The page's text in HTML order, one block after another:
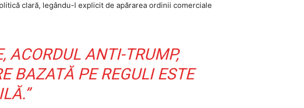
clară, legându-l explicit de apărarea ordinii comerciale
ACORDUL ANTI-TRUMP,
BAZATĂ PE REGULI ESTE